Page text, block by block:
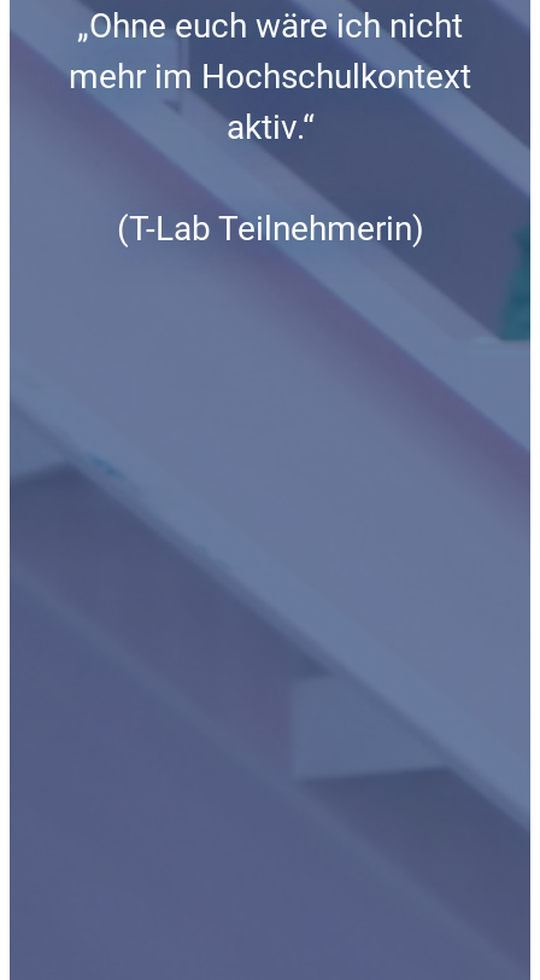
„Ohne euch wäre ich nicht
mehr im Hochschulkontext
aktiv.“
(T-Lab Teilnehmerin)